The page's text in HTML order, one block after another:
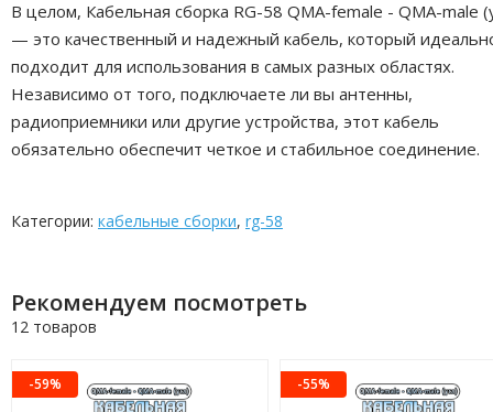
В целом, Кабельная сборка RG-58 QMA-female - QMA-male
— это качественный и надежный кабель, который
подходит для использования в самых разных областях.
Независимо от того, подключаете ли вы антенны,
радиоприемники или другие устройства, этот кабель
обязательно обеспечит четкое и стабильное соединение.
Категории: кабельные сборки, rg-58
Рекомендуем посмотреть
12 товаров
-59% -55%